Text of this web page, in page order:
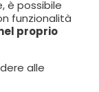
è possibile
funzionalità
proprio
alle